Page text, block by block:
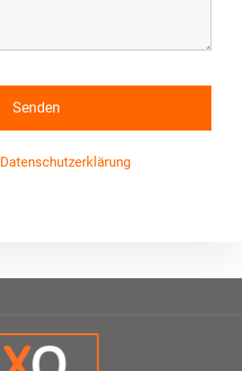
Datenschutzerklärung